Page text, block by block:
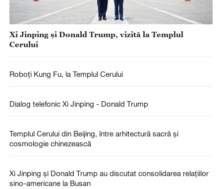
Xi Jinping și Donald Trump, vizită la Templul
Cerului
Roboți Kung Fu, la Templul Cerului
Dialog telefonic Xi Jinping - Donald Trump
Templul Cerului din Beijing, între arhitectură sacră și
cosmologie chinezească
Xi Jinping și Donald Trump au discutat consolidarea relațiilor
sino-americane la Busan